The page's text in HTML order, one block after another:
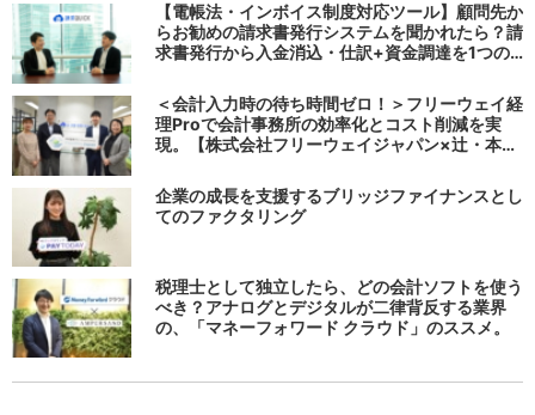
【電帳法・インボイス制度対応ツール】顧問先か
らお勧めの請求書発行システムを聞かれたら？請
求書発行から入金消込・仕訳+資金調達を1つの
＜会計入力時の待ち時間ゼロ！＞フリーウェイ経
理Proで会計事務所の効率化とコスト削減を実
現。【株式会社フリーウェイジャパン×辻・本郷
企業の成長を支援するブリッジファイナンスとし
てのファクタリング
税理士として独立したら、どの会計ソフトを使う
べき？アナログとデジタルが二律背反する業界
の、「マネーフォワード クラウド」のススメ。